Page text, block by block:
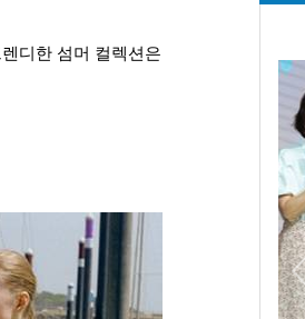
디한 섬머 컬렉션은